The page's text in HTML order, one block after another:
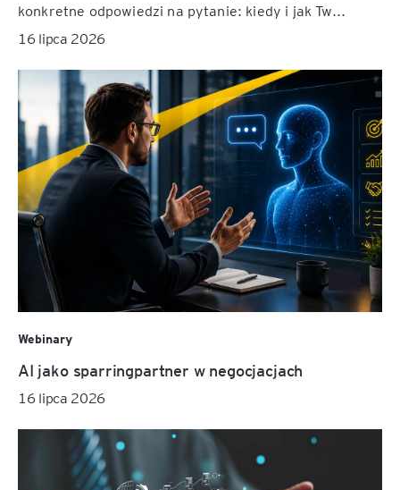
konkretne odpowiedzi na pytanie: kiedy i jak Tw...
16 lipca 2026
Webinary
AI jako sparringpartner w negocjacjach
16 lipca 2026